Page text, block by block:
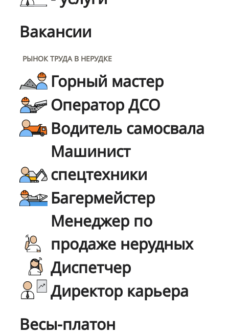
Вакансии
РЫНОК ТРУДА В НЕРУДКЕ
Горный мастер
Оператор ДСО
Водитель самосвала
Машинист
спецтехники
Багермейстер
Менеджер по
продаже нерудных
Диспетчер
Директор карьера
Весы-платон